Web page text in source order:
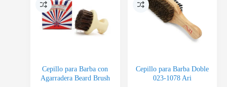
Cepillo para Barba con
Agarradera Beard Brush
Cepillo para Barba Doble
023-1078 Ari